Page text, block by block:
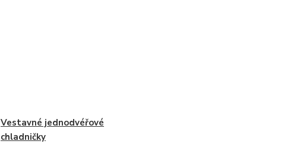
Vestavné jednodvéřové
chladničky